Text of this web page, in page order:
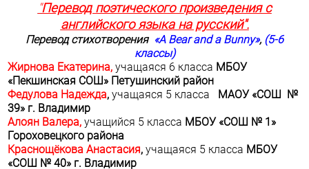
"Перевод поэтического произведенияс
английского языка на русский".
Перевод стихотворения «A Bear and a Bunny», (5-6
классы)
Жирнова Екатерина,учащаяся 6 класса МБОУ
«Пекшинская СОШ» Петушинский район
Федулова Надежда,учащаяся 5 класса МАОУ «СОШ №
39» г. Владимир
Алоян Валера,учащийся 5 класса МБОУ «СОШ № 1»
Гороховецкого района
Краснощёкова Анастасия,учащаяся 5 класса МБОУ
«СОШ № 40» г. Владимир